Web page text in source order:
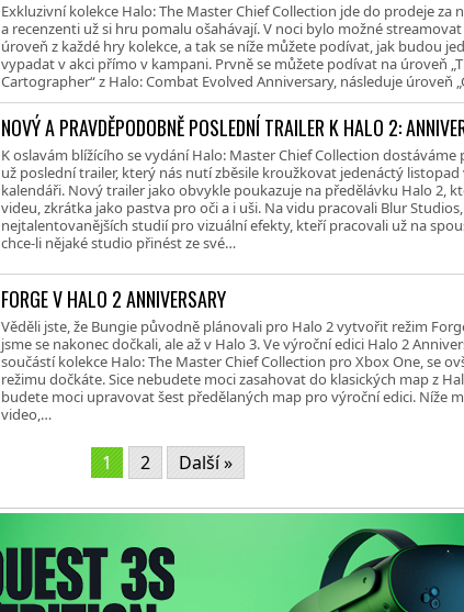
Exkluzivní kolekce Halo: The Master Chief Collection jde do prodeje za
a recenzenti už si hru pomalu ošahávají. V noci bylo možné
úroveň z každé hry kolekce, a tak se níže můžete podívat, jak budou
vypadat v akci přímo v kampani. Prvně se můžete podívat na úroveň
Cartographer“ z Halo: Combat Evolved Anniversary, následuje úroveň
Halo 2: Anniversary,…
NOVÝ A PRAVDĚPODOBNĚ POSLEDNÍ TRAILER K HALO 2:
K oslavám blížícího se vydání Halo: Master Chief Collection
už poslední trailer, který nás nutí zběsile kroužkovat jedenáctý
kalendáři. Nový trailer jako obvykle poukazuje na předělávku Halo 2,
videu, zkrátka jako pastva pro oči a i uši. Na vidu pracovali Blur
nejtalentovanějších studií pro vizuální efekty, kteří pracovali už na
chce-li nějaké studio přinést ze své…
FORGE V HALO 2 ANNIVERSARY
Věděli jste, že Bungie původně plánovali pro Halo 2 vytvořit režim
jsme se nakonec dočkali, ale až v Halo 3. Ve výroční edici Halo 2
součástí kolekce Halo: The Master Chief Collection pro Xbox One, se
režimu dočkáte. Sice nebudete moci zasahovat do klasických map z
budete moci upravovat šest předělaných map pro výroční edici. Níže
video,…
1 2 Další »